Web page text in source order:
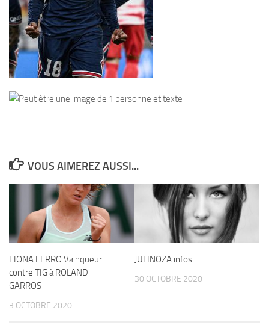
VOUS AIMEREZ AUSSI...
FIONA FERRO Vainqueur
contre TIG à ROLAND
GARROS
3 OCTOBRE 2020
JULINOZA infos
30 OCTOBRE 2020